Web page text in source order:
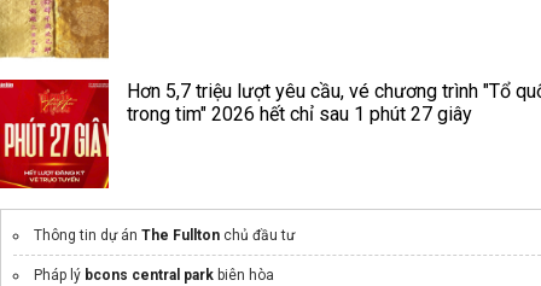
Hơn 5,7 triệu lượt yêu cầu, vé chương trình "Tổ
trong tim" 2026 hết chỉ sau 1 phút 27 giây
Thông tin dự án The Fullton chủ đầu tư
Pháp lý bcons central park biên hòa